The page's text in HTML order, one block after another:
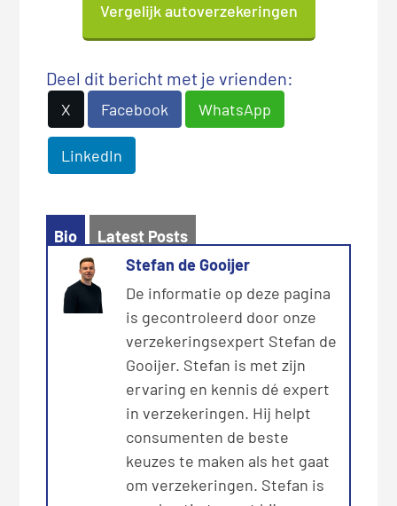
Vergelijk autoverzekeringen
Deel dit bericht met je vrienden:
X Facebook WhatsApp
LinkedIn
Bio
Latest Posts
Stefan de Gooijer
De informatie op deze pagina
is gecontroleerd door onze
verzekeringsexpert Stefan de
Gooijer. Stefan is met zijn
ervaring en kennis dé expert
in verzekeringen. Hij helpt
consumenten de beste
keuzes te maken als het gaat
om verzekeringen. Stefan is